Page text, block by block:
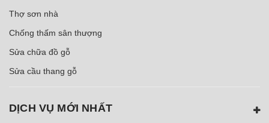
Thợ sơn nhà
Chống thấm sân thượng
Sửa chữa đồ gỗ
Sửa cầu thang gỗ
DỊCH VỤ MỚI NHẤT